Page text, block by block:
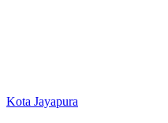
Kota Jayapura